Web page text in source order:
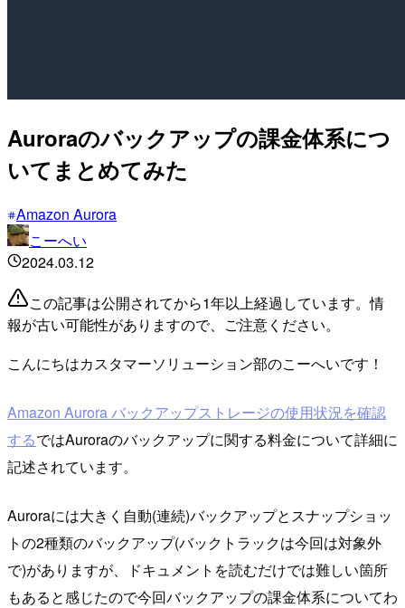
Auroraのバックアップの課金体系につ
いてまとめてみた
Amazon Aurora
こーへい
2024.03.12
この記事は公開されてから1年以上経過しています。情
報が古い可能性がありますので、ご注意ください。
こんにちはカスタマーソリューション部のこーへいです！
Amazon Aurora バックアップストレージの使用状況を確認
するではAuroraのバックアップに関する料金について詳細に
記述されています。
Auroraには大きく自動(連続)バックアップとスナップショッ
トの2種類のバックアップ(バックトラックは今回は対象外
で)がありますが、ドキュメントを読むだけでは難しい箇所
もあると感じたので今回バックアップの課金体系についてわ